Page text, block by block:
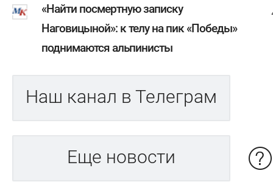
«Найти посмертную записку
Наговицыной»: к телу на пик «Победы»
поднимаются альпинисты
Наш канал в Телеграм
Еще новости